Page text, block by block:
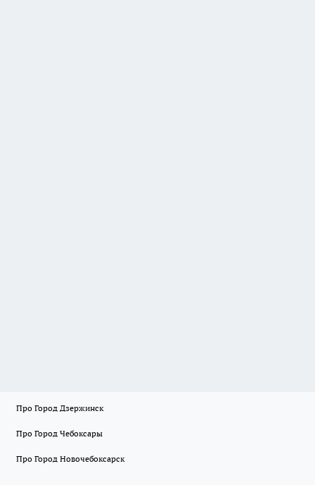
Про Город Дзержинск
Про Город Чебоксары
Про Город Новочебоксарск